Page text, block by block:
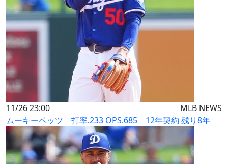
11/26 23:00
MLB NEWS
ムーキーベッツ 打率.233 OPS.685 12年契約 残り8年